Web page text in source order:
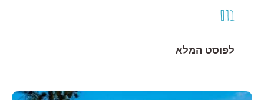
בהם
לפוסט המלא